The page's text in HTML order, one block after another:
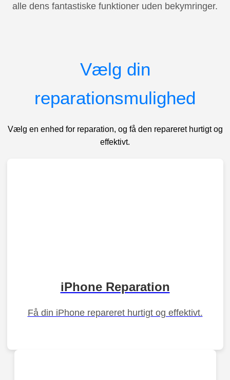
alle dens fantastiske funktioner uden bekymringer.
Vælg din
reparationsmulighed
Vælg en enhed for reparation, og få den repareret hurtigt og
effektivt.
iPhone Reparation
Få din iPhone repareret hurtigt og effektivt.